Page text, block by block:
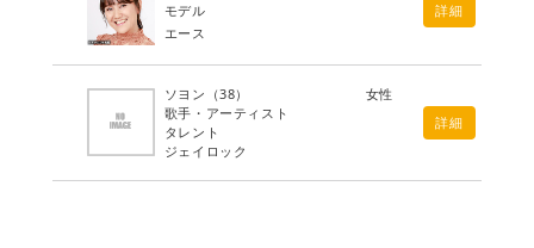
モデル
エース
詳細
ソヨン （38）
女性
歌手・アーティスト
タレント
ジェイロック
詳細